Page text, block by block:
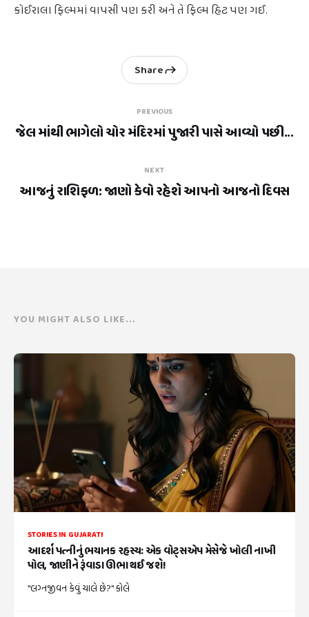
કોઈરાલા ફિલ્મમાં વાપસી પણ કરી અને તે ફિલ્મ હિટ પણ ગઈ.
PREVIOUS
જેલ માંથી ભાગેલો ચોર મંદિરમાં પુજારી પાસે આવ્યો પછી...
Share
NEXT
આજનું રાશિફળ: જાણો કેવો રહેશે આપનો આજનો દિવસ
YOU MIGHT ALSO LIKE...
STORIES IN GUJARATI
આદર્શ પત્નીનું ભયાનક રહસ્ય: એક વોટ્સએપ મેસેજે ખોલી નાખી
પોલ, જાણીને રૂંવાડા ઊભા થઈ જશે!
"લગ્નજીવન કેવું ચાલે છે?" કોલે